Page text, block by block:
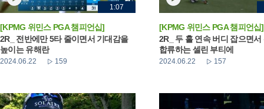
1:07
[KPMG 위민스 PGA 챔피언십]
2R_ 전반에만 5타 줄이면서 기대감을
높이는 유해란
2024.06.22 159
[KPMG 위민스 PGA 챔피언십]
2R_ 두 홀 연속 버디 잡으면서
합류하는 셀린 부티에
2024.06.22 157